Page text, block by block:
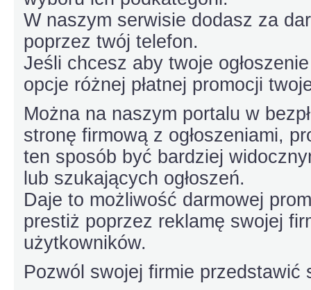
W naszym serwisie dodasz za
poprzez twój telefon.
Jeśli chcesz aby twoje
opcje różnej płatnej promocji
Można na naszym portalu w
stronę firmową z ogłoszeniami,
ten sposób być bardziej
lub szukających ogłoszeń.
Daje to możliwość darmowej
prestiż poprzez reklamę swojej
użytkowników.
Pozwól swojej firmie przedstawić